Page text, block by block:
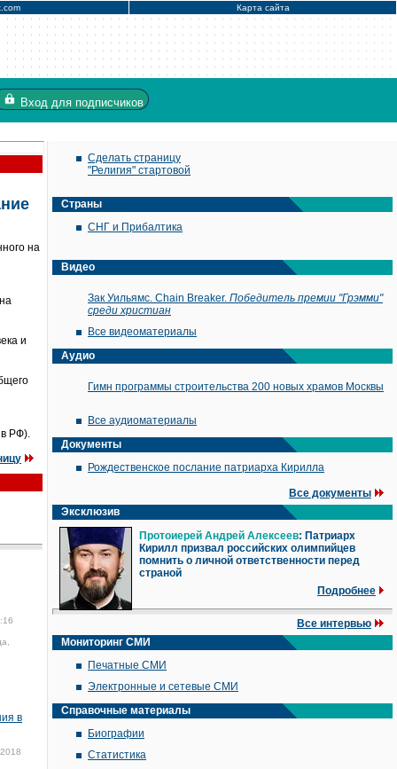
Карта сайта
Вход для подписчиков
на
и
в РФ).
в
Сделать страницу
"Религия" стартовой
Страны
СНГ и Прибалтика
Видео
Зак Уильямс. Chain Breaker. Победитель премии "Грэмми"
среди христиан
Все видеоматериалы
Аудио
Гимн программы строительства 200 новых храмов Москвы
Все аудиоматериалы
Документы
Рождественское послание патриарха Кирилла
Все документы
Эксклюзив
Протоиерей Андрей Алексеев: Патриарх
Кирилл призвал российских олимпийцев
помнить о личной ответственности перед
страной
Подробнее
Все интервью
Мониторинг СМИ
Печатные СМИ
Электронные и сетевые СМИ
Справочные материалы
Биографии
Статистика